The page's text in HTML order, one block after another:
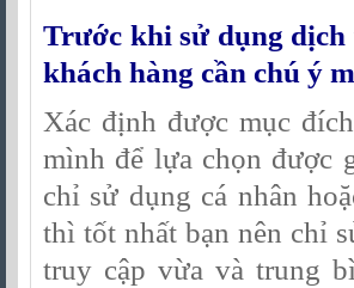
Trước khi sử dụng
khách hàng cần chú ý
Xác định được mục
mình để lựa chọn được
chỉ sử dụng cá nhân
thì tốt nhất bạn nên chỉ
truy cập vừa và trung